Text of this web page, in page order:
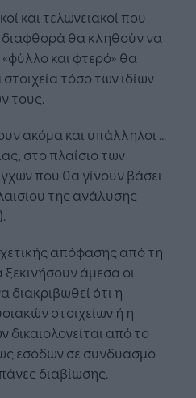
και τελωνειακοί που
διαφθορά θα κληθούν να
και φτερό» θα
τόσο των ιδίων
τους.
ακόμα και υπάλληλοι …
στο πλαίσιο των
που θα γίνουν βάσει
της ανάλυσης
απόφασης από τη
άμεσα οι
διακριβωθεί ότι η
στοιχείων ή η
από το
εσόδων σε συνδυασμό
διαβίωσης.